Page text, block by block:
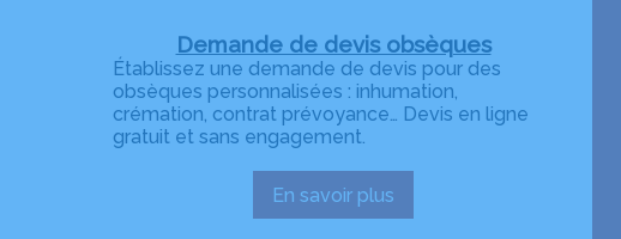
Demande de devis obsèques
Établissez une demande de devis pour des
obsèques personnalisées : inhumation,
crémation, contrat prévoyance… Devis en ligne
gratuit et sans engagement.
En savoir plus
: